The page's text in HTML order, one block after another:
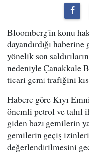
Bloomberg'in konu
dayandırdığı
yönelik son
nedeniyle Çanakkale
ticari gemi trafiğini
Habere göre Kıyı
önemli petrol ve tahıl
giden bazı gemilerin
gemilerin geçiş
değerlendirilmesini